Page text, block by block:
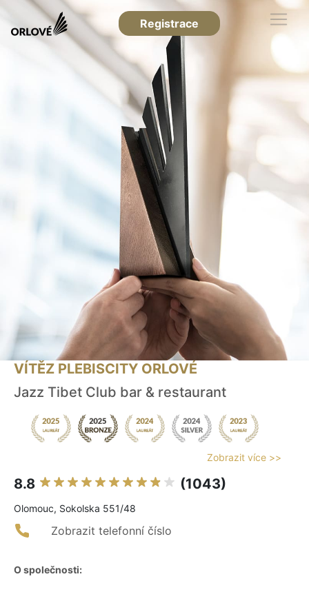
Registrace
VÍTĚZ PLEBISCITY ORLOVÉ
Jazz Tibet Club bar & restaurant
Zobrazit více >>
8.8 (1043)
Olomouc, Sokolska 551/48
Zobrazit telefonní číslo
O společnosti: